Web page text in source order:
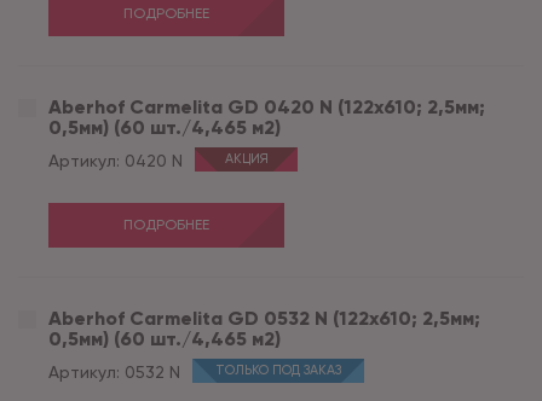
ПОДРОБНЕЕ
Aberhof Carmelita GD 0420 N (122x610; 2,5мм;
0,5мм) (60 шт./4,465 м2)
Артикул: 0420 N АКЦИЯ
ПОДРОБНЕЕ
Aberhof Carmelita GD 0532 N (122x610; 2,5мм;
0,5мм) (60 шт./4,465 м2)
Артикул: 0532 N ТОЛЬКО ПОД ЗАКАЗ